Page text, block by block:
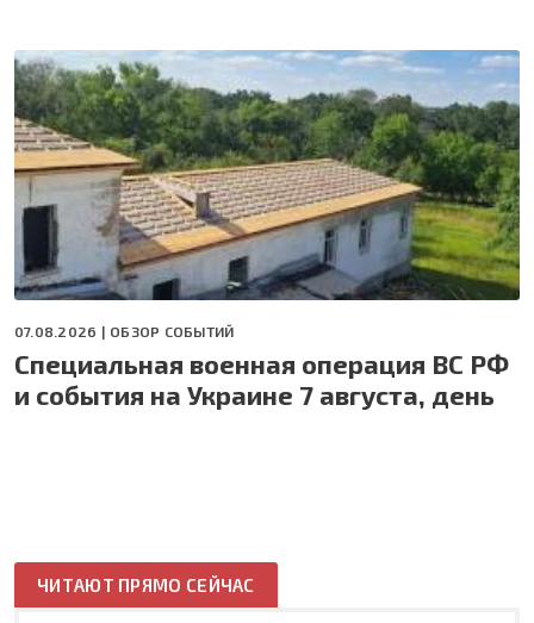
07.08.2026 | ОБЗОР СОБЫТИЙ
Специальная военная операция ВС РФ
и события на Украине 7 августа, день
ЧИТАЮТ ПРЯМО СЕЙЧАС